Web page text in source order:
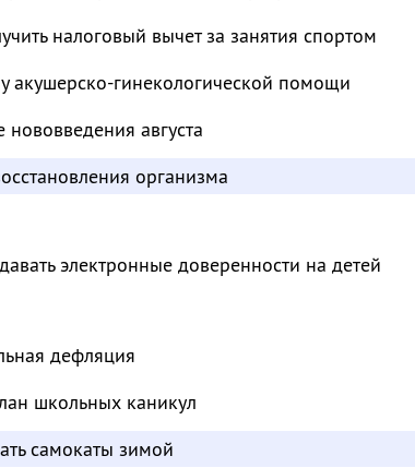
налоговый вычет за занятия спортом
акушерско-гинекологической помощи
августа
организма
электронные доверенности на детей
дефляция
школьных каникул
самокаты зимой